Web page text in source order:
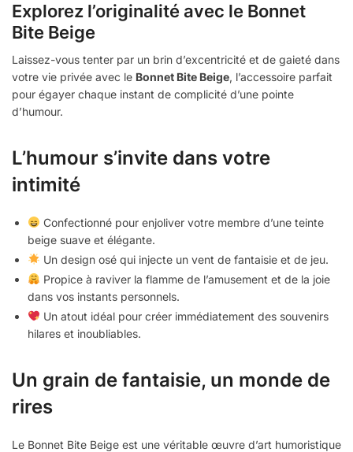
Explorez l’originalité avec le Bonnet
Bite Beige
Laissez-vous tenter par un brin d’excentricité et de gaieté dans
votre vie privée avec le Bonnet Bite Beige, l’accessoire parfait
pour égayer chaque instant de complicité d’une pointe
d’humour.
L’humour s’invite dans votre
intimité
Confectionné pour enjoliver votre membre d’une teinte
beige suave et élégante.
Un design osé qui injecte un vent de fantaisie et de jeu.
Propice à raviver la flamme de l’amusement et de la joie
dans vos instants personnels.
Un atout idéal pour créer immédiatement des souvenirs
hilares et inoubliables.
Un grain de fantaisie, un monde de
rires
Le Bonnet Bite Beige est une véritable œuvre d’art humoristique